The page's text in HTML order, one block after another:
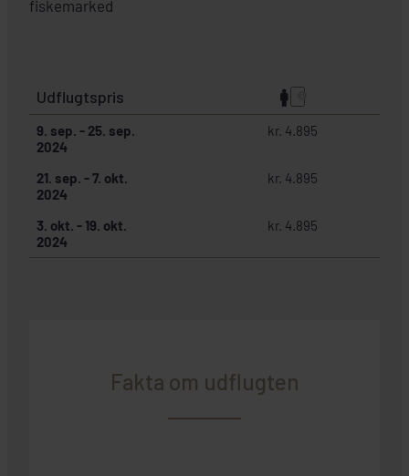
fiskemarked
Udflugtspris
9. sep. - 25. sep.
2024
kr. 4.895
21. sep. -7. okt.
2024
kr. 4.895
3. okt. - 19. okt.
2024
kr. 4.895
Fakta om udflugten